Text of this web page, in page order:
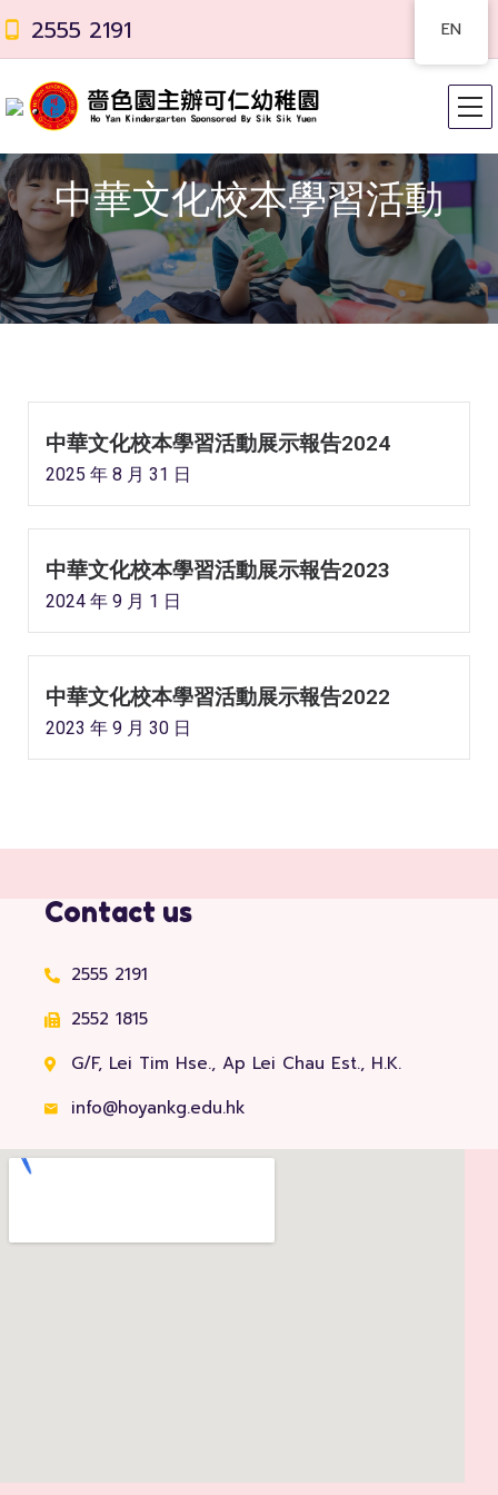
2555 2191
中華文化校本學習活動
中華文化校本學習活動展示報告2024
2025 年 8 月 31 日
中華文化校本學習活動展示報告2023
2024 年 9 月 1 日
中華文化校本學習活動展示報告2022
2023 年 9 月 30 日
Contact us
2555 2191
2552 1815
G/F, Lei Tim Hse., Ap Lei Chau Est., H.K.
info@hoyankg.edu.hk
EN